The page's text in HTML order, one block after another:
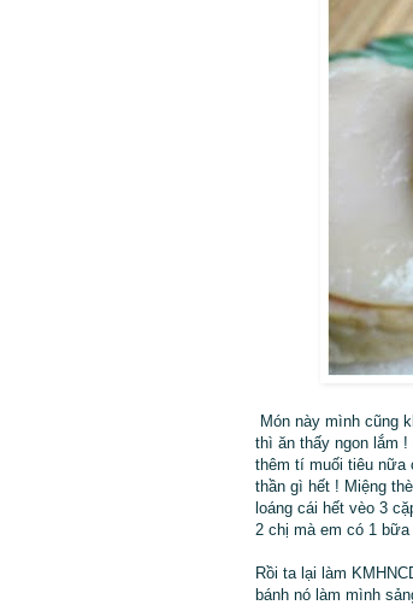
Món này mình cũng
thì ăn thấy ngon lắm
thêm tí muối tiêu nữa
thần gì hết ! Miệng
loáng cái hết vèo 3
2 chị mà em có 1
Rồi ta lại làm
bánh nó làm mình